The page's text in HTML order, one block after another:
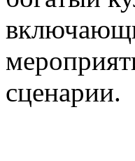
сценарии.